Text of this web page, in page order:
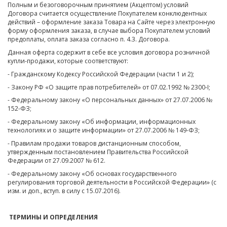
Полным и безоговорочным принятием (Акцептом) условий
Договора считается осуществление Покупателем конклюдентных
действий – оформление заказа Товара на Сайте через электронную
форму оформления заказа, в случае выбора Покупателем условий
предоплаты, оплата заказа согласно п. 4.3. Договора.
Данная оферта содержит в себе все условия договора розничной
купли-продажи, которые соответствуют:
- Гражданскому Кодексу Российской Федерации (части 1 и 2);
- Закону РФ «О защите прав потребителей» от 07.02.1992 № 2300-I;
- Федеральному закону «О персональных данных» от 27.07.2006 №
152-ФЗ;
- Федеральному закону «Об информации, информационных
технологиях и о защите информации» от 27.07.2006 № 149-ФЗ;
- Правилам продажи товаров дистанционным способом,
утвержденным постановлением Правительства Российской
Федерации от 27.09.2007 № 612.
- Федеральному закону «Об основах государственного
регулирования торговой деятельности в Российской Федерации» (с
изм. и доп., вступ. в силу с 15.07.2016).
ТЕРМИНЫ И ОПРЕДЕЛЕНИЯ